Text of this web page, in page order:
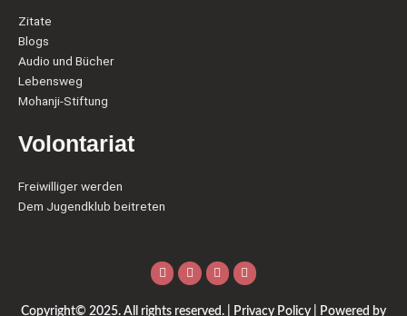
Zitate
Blogs
Audio und Bücher
Lebensweg
Mohanji-Stiftung
Volontariat
Freiwilliger werden
Dem Jugendklub beitreten
Facebook
YoutubeTwitterInstagram
Copyright© 2025. All rights reserved. | Privacy Policy | Powered by